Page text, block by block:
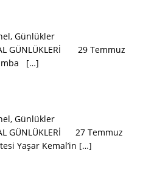
, Günlükler
GÜNLÜKLERİ 29 Temmuz
[…]
, Günlükler
GÜNLÜKLERİ 27 Temmuz
Yaşar Kemal’in […]